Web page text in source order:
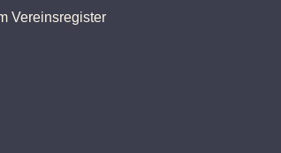
Vereinsregister